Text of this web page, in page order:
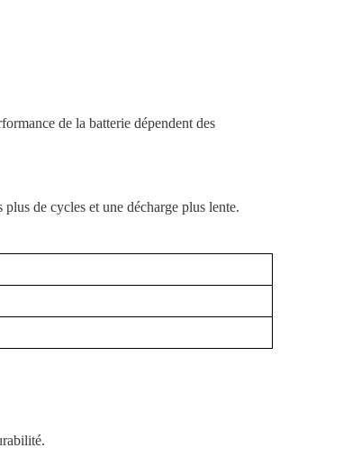
de la batterie dépendent des
de cycles et une décharge plus lente.